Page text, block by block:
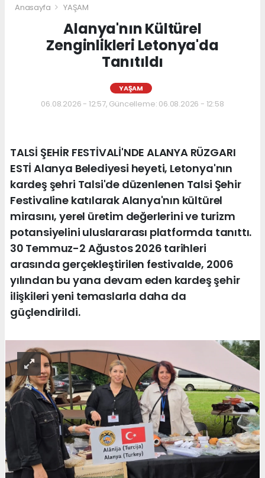
Anasayfa YAŞAM
Alanya'nın Kültürel
Zenginlikleri Letonya'da
Tanıtıldı
YAŞAM
06.08.2026 - 12:57, Güncelleme: 06.08.2026 - 12:58
TALSİ ŞEHİR FESTİVALİ'NDE ALANYA RÜZGARI
ESTİ Alanya Belediyesi heyeti, Letonya'nın
kardeş şehri Talsi'de düzenlenen Talsi Şehir
Festivaline katılarak Alanya'nın kültürel
mirasını, yerel üretim değerlerini ve turizm
potansiyelini uluslararası platformda tanıttı.
30 Temmuz-2 Ağustos 2026 tarihleri
arasında gerçekleştirilen festivalde, 2006
yılından bu yana devam eden kardeş şehir
ilişkileri yeni temaslarla daha da
güçlendirildi.